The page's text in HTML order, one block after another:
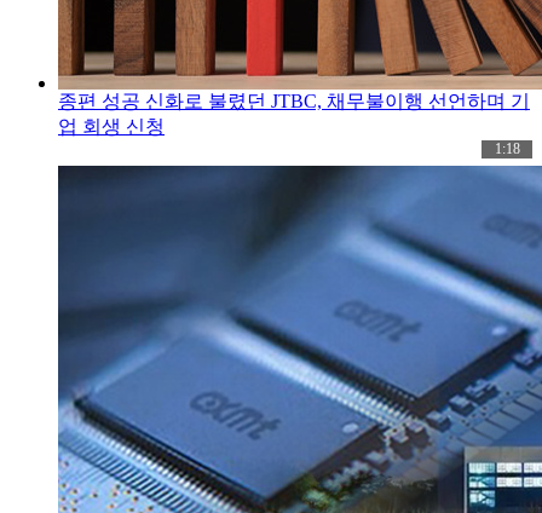
종편 성공 신화로 불렸던 JTBC, 채무불이행 선언하며 기
업 회생 신청
1:18